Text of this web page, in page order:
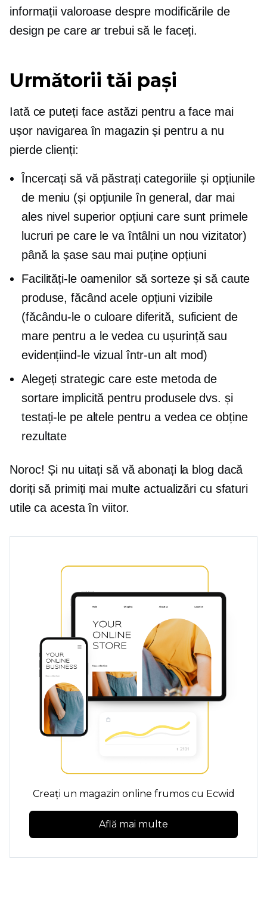
informații valoroase despre modificările de
design pe care ar trebui să le faceți.
Următorii tăi pași
Iată ce puteți face astăzi pentru a face mai
ușor navigarea în magazin și pentru a nu
pierde clienți:
Încercați să vă păstrați categoriile și opțiunile
de meniu (și opțiunile în general, dar mai
ales nivel superior opțiuni care sunt primele
lucruri pe care le va întâlni un nou vizitator)
până la șase sau mai puține opțiuni
Facilități-le oamenilor să sorteze și să caute
produse, făcând acele opțiuni vizibile
(făcându-le o culoare diferită, suficient de
mare pentru a le vedea cu ușurință sau
evidențiind-le vizual într-un alt mod)
Alegeți strategic care este metoda de
sortare implicită pentru produsele dvs. și
testați-le pe altele pentru a vedea ce obține
rezultate
Noroc! Și nu uitați să vă abonați la blog dacă
doriți să primiți mai multe actualizări cu sfaturi
utile ca acesta în viitor.
Creați un magazin online frumos cu Ecwid
Află mai multe